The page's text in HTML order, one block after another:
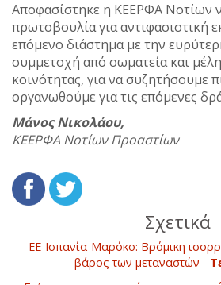
Αποφασίστηκε η ΚΕΕΡΦΑ Νοτίων
πρωτοβουλία για αντιφασιστική
επόμενο διάστημα με την
συμμετοχή από σωματεία και
κοινότητας, για να συζητήσουμε
οργανωθούμε για τις επόμενες
Μάνος Νικολάου,
ΚΕΕΡΦΑ Νοτίων Προαστίων
Σχετικά
ΕΕ-Ισπανία-Μαρόκο: Βρόμικη
βάρος των μεταναστών -